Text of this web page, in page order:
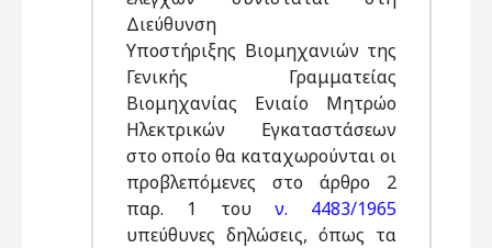
Διεύθυνση
Υποστήριξης Βιομηχανιών της
Γενικής Γραμματείας
Βιομηχανίας Ενιαίο Μητρώο
Ηλεκτρικών Εγκαταστάσεων
στο οποίο θα καταχωρούνται οι
προβλεπόμενες στο άρθρο 2
παρ. 1 του ν. 4483/1965
υπεύθυνες δηλώσεις, όπως τα